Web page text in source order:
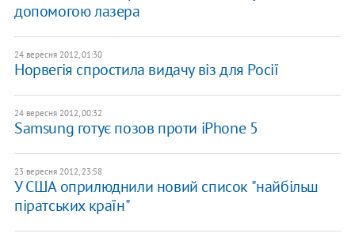
допомогою лазера
24 вересня 2012, 01:30
Норвегія спростила видачу віз для Росії
24 вересня 2012, 00:32
Samsung готує позов проти iPhone 5
23 вересня 2012, 23:58
У США оприлюднили новий список "найбільш
піратських країн"